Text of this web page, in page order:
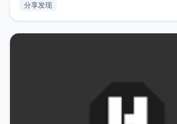
用，让管理更高效。ZMark官网地址：
分享发现